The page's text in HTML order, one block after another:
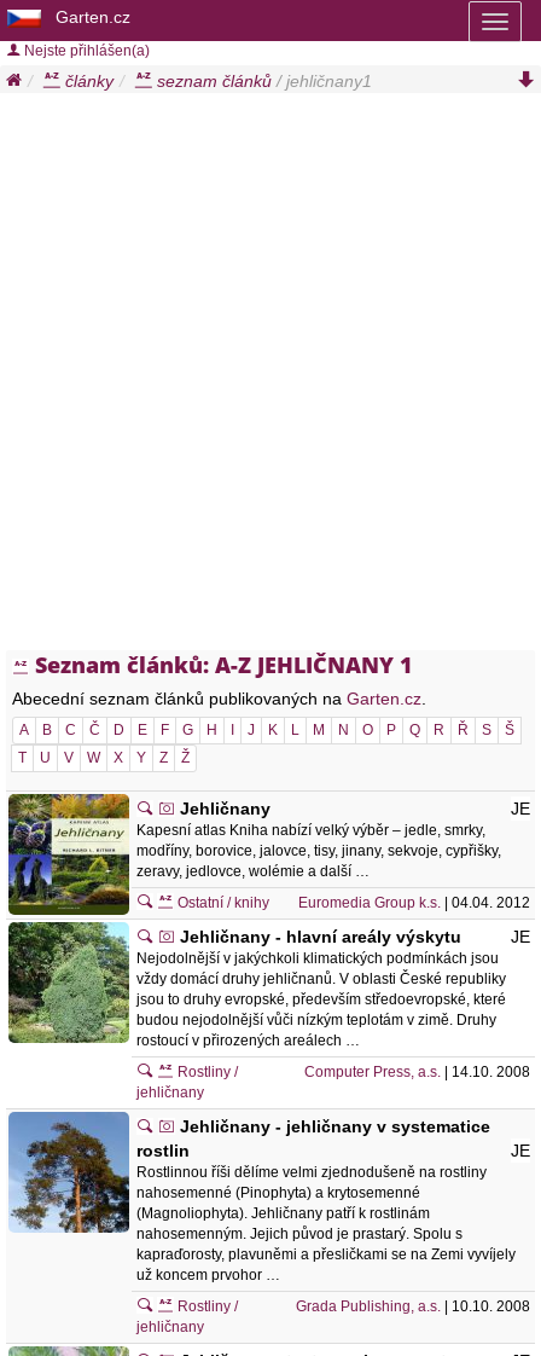
Garten.cz
Nejste přihlášen(a)
články seznam článků / jehličnany1
Seznam článků: A-Z JEHLIČNANY 1
Abecední seznam článků publikovaných na Garten.cz
A B C Č D E F G H J K L M N O P Q R Ř S
Š
T
U V W X Y Z Ž
Jehličnany JE
Kapesní atlas Kniha nabízí velký výběr – jedle, smrky,
modříny, borovice, jalovce, tisy, jinany, sekvoje, cypřišky,
zeravy, jedlovce, wolémie a další …
Euromedia Group k.s. | 04.04. 2012
Ostatní / knihy
Jehličnany - hlavní areály výskytu JE
Nejodolnější v jakýchkoli klimatických podmínkách jsou
vždy domácí druhy jehličnanů. V oblasti České republiky
jsou to druhy evropské, především středoevropské, které
budou nejodolnější vůči nízkým teplotám v zimě. Druhy
rostoucí v přirozených areálech …
Computer Press, a.s. | 14.10. 2008
Rostliny /
jehličnany
Jehličnany - jehličnany v systematice
rostlin
JE
Rostlinnou říši dělíme velmi zjednodušeně na rostliny
nahosemenné (Pinophyta) a krytosemenné
(Magnoliophyta). Jehličnany patří k rostlinám
nahosemenným. Jejich původ je prastarý. Spolu s
kapraďorosty, plavuněmi a přesličkami se na Zemi vyvíjely
už koncem prvohor …
Grada Publishing, a.s. | 10.10. 2008
Rostliny /
jehličnany